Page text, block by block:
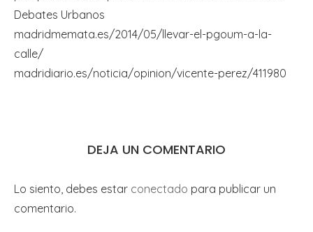
Debates Urbanos
madridmemata.es/2014/05/llevar-el-pgoum-a-la-
calle/
madridiario.es/noticia/opinion/vicente-perez/411980
DEJA UN COMENTARIO
Lo siento, debes estar conectado para publicar un
comentario.